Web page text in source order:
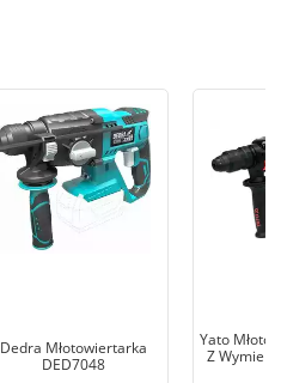
Dedra Młotowiertarka
DED7048
Yato
Z